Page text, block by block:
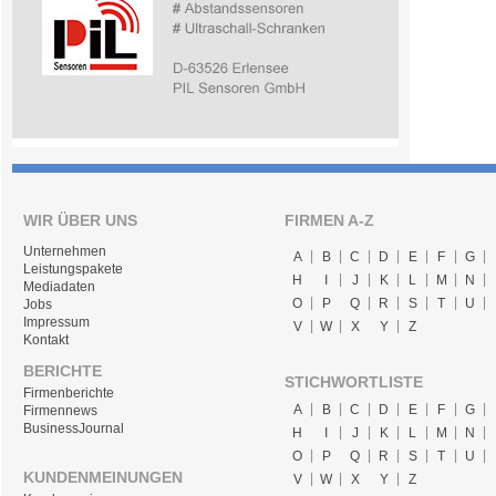
WIR ÜBER UNS
Unternehmen
Leistungspakete
Mediadaten
Jobs
Impressum
Kontakt
BERICHTE
Firmenberichte
Firmennews
BusinessJournal
KUNDENMEINUNGEN
FIRMEN A-Z
A B C D E F
G
H
J K L M
N
O
P Q R S T
U
V
W X Y Z
STICHWORTLISTE
A B C D E F
G
H
J K L M
N
O
P Q R S T
U
V
W X Y Z